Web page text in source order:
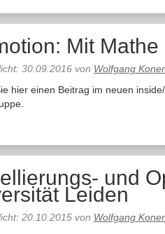
Mit
30.09.2016 von Wolfgang
hier einen Beitrag im neuen
und
Leiden
20.10.2015 von Wolfgang